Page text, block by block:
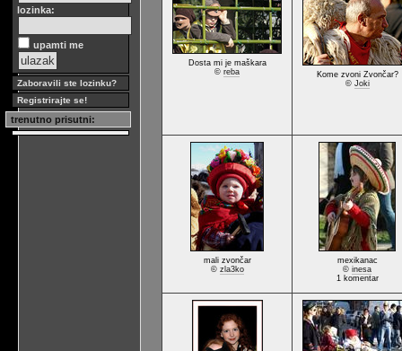
lozinka:
upamti me
Zaboravili ste lozinku?
Registrirajte se!
trenutno prisutni:
Dosta mi je maškara
© reba
Kome zvoni Zvončar?
© Joki
mali zvončar
© zla3ko
mexikanac
© inesa
1 komentar